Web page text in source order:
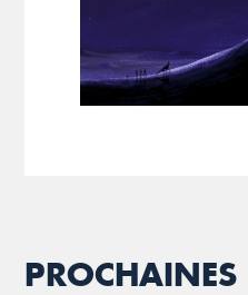
PROCHAINES